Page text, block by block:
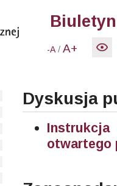
-A /A+
Dyskusja
Instrukcja
otwartego